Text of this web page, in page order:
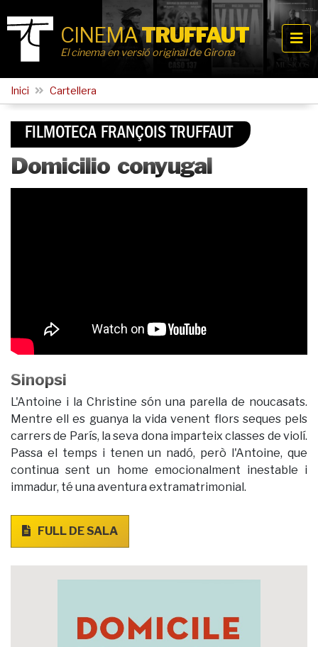
CINEMATRUFFAUT
El cinema en versió original de Girona
Inici Cartellera
FILMOTECA FRANÇOIS TRUFFAUT
Domicilio conyugal
Sinopsi
L'Antoine i la Christine són una parella de noucasats.
Mentre ell es guanya la vida venent flors seques pels
carrers de París, la seva dona imparteix classes de violí.
Passa el temps i tenen un nadó, però l'Antoine, que
continua sent un home emocionalment inestable i
immadur, té una aventura extramatrimonial.
FULL DE SALA